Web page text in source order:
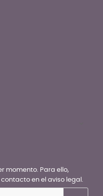
momento. Para ello,
en el aviso legal.